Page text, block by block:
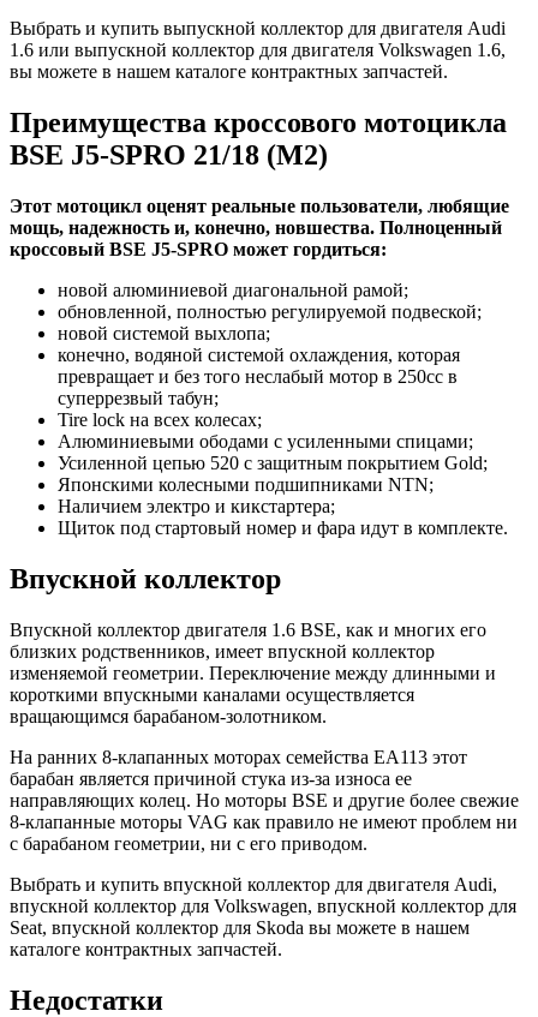
Выбрать и купить выпускной коллектор для двигателя Audi
1.6 или выпускной коллектор для двигателя Volkswagen 1.6,
вы можете в нашем каталоге контрактных запчастей.
Преимущества кроссового мотоцикла
BSE J5-SPRO 21/18 (M2)
Этот мотоцикл оценят реальные пользователи, любящие
мощь, надежность и, конечно, новшества. Полноценный
кроссовый BSE J5-SPRO может гордиться:
новой алюминиевой диагональной рамой;
обновленной, полностью регулируемой подвеской;
новой системой выхлопа;
конечно, водяной системой охлаждения, которая
превращает и без того неслабый мотор в 250сс в
суперрезвый табун;
Tire lock на всех колесах;
Алюминиевыми ободами с усиленными спицами;
Усиленной цепью 520 с защитным покрытием Gold;
Японскими колесными подшипниками NTN;
Наличием электро и кикстартера;
Щиток под стартовый номер и фара идут в комплекте.
Впускной коллектор
Впускной коллектор двигателя 1.6 BSE, как и многих его
близких родственников, имеет впускной коллектор
изменяемой геометрии. Переключение между длинными и
короткими впускными каналами осуществляется
вращающимся барабаном-золотником.
На ранних 8-клапанных моторах семейства EA113 этот
барабан является причиной стука из-за износа ее
направляющих колец. Но моторы BSE и другие более свежие
8-клапанные моторы VAG как правило не имеют проблем ни
с барабаном геометрии, ни с его приводом.
Выбрать и купить впускной коллектор для двигателя Audi,
впускной коллектор для Volkswagen, впускной коллектор для
Seat, впускной коллектор для Skoda вы можете в нашем
каталоге контрактных запчастей.
Недостатки